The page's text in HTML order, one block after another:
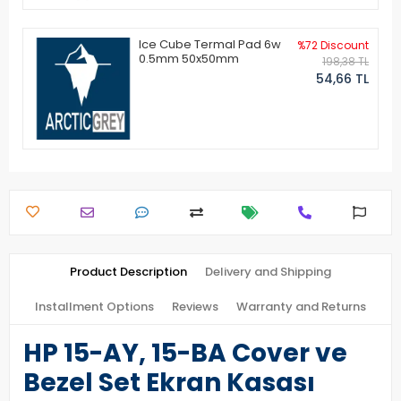
Ice Cube Termal Pad 6w
0.5mm 50x50mm
%72 Discount
198,38 TL
54,66 TL
Product Description Delivery and Shipping
Installment Options Reviews Warranty and Returns
HP 15-AY, 15-BA Cover ve
Bezel Set Ekran Kasası